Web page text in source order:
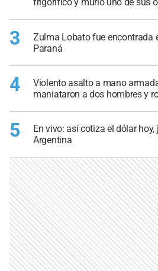
3
Zulma Lobato fue encontrada
Paraná
4
Violento asalto a mano
maniataron a dos hombres y
5
En vivo: así cotiza el dólar
Argentina